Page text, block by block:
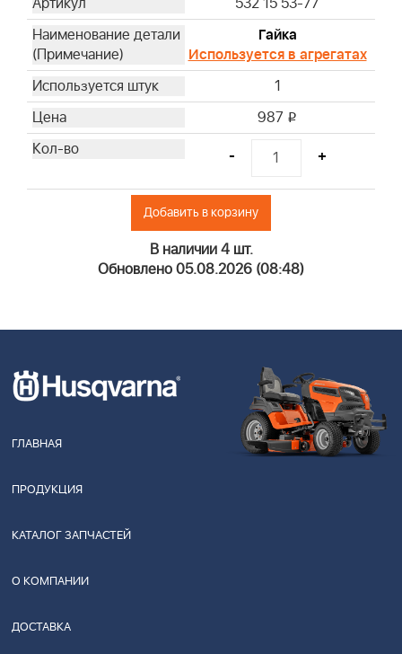
Гайка
Используется в агрегатах
1
987 i
- +
Добавить в корзину
В наличии 4 шт.
Обновлено 05.08.2026 (08:48)
ГЛАВНАЯ
ПРОДУКЦИЯ
КАТАЛОГ ЗАПЧАСТЕЙ
О КОМПАНИИ
ДОСТАВКА